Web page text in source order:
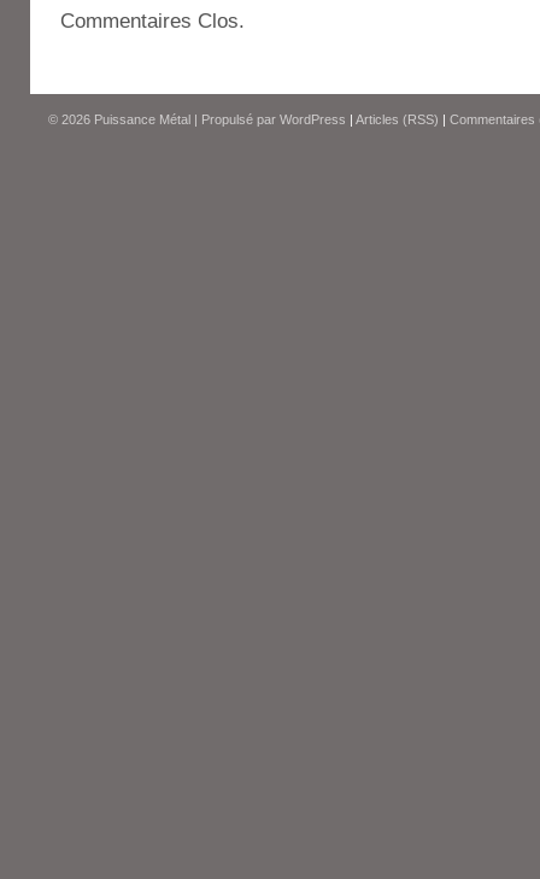
Commentaires Clos.
© 2026 Puissance Métal | Propulsé par WordPress | Articles (RSS) | Commentaires